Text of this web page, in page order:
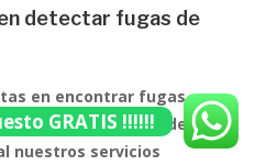
detectar fugas de
en encontrar fugas
toda la provincia de
nuestros servicios
GRATIS !!!!!!